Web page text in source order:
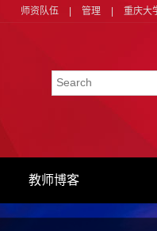
师资队伍 管理 重庆大
教师博客